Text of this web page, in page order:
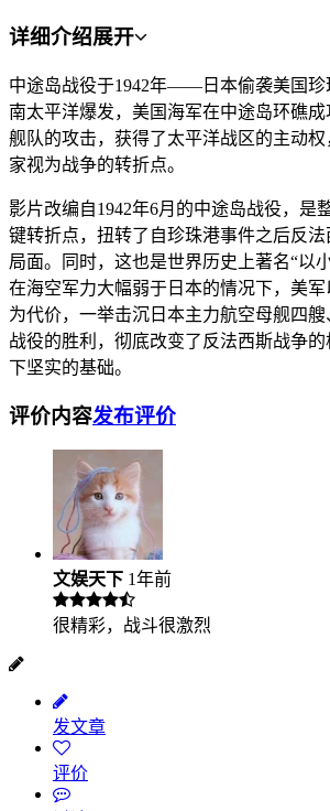
详细介绍展开
中途岛战役于1942年——日本偷袭美国珍
南太平洋爆发，美国海军在中途岛环礁
舰队的攻击，获得了太平洋战区的主动
家视为战争的转折点。
影片改编自1942年6月的中途岛战役，是
键转折点，扭转了自珍珠港事件之后反
局面。同时，这也是世界历史上著名“以
在海空军力大幅弱于日本的情况下，美
为代价，一举击沉日本主力航空母舰四
战役的胜利，彻底改变了反法西斯战争
下坚实的基础。
评价内容发布评价
文娱天下 1年前
很精彩，战斗很激烈
发文章
评价